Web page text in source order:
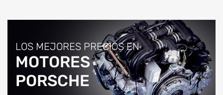
LOS MEJORES PRECIOS EN
MOTORES
PORSCHE